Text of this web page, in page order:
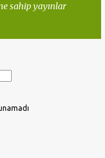
sahip yayınlar